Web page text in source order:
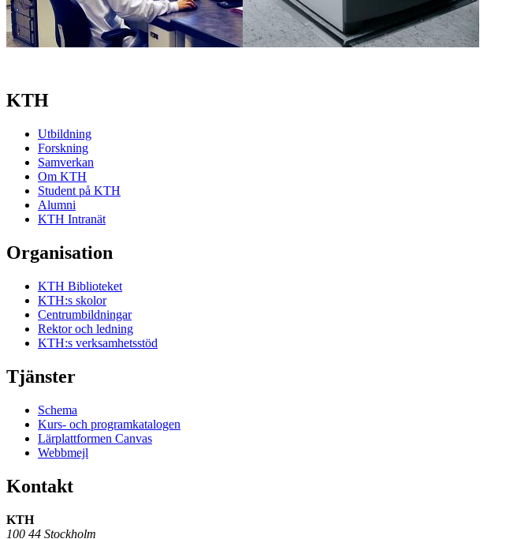
KTH
Utbildning
Forskning
Samverkan
Om KTH
Student på KTH
Alumni
KTH Intranät
Organisation
KTH Biblioteket
KTH:s skolor
Centrumbildningar
Rektor och ledning
KTH:s verksamhetsstöd
Tjänster
Schema
Kurs- och programkatalogen
Lärplattformen Canvas
Webbmejl
Kontakt
KTH
100 44 Stockholm